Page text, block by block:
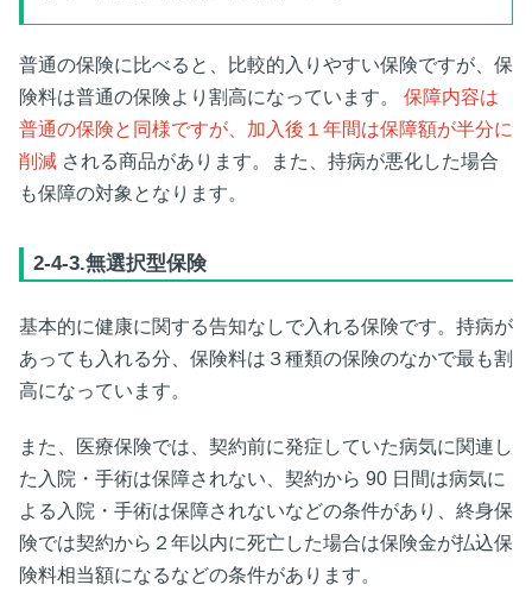
普通の保険に比べると、比較的入りやすい保険ですが、保
険料は普通の保険より割高になっています。 保障内容は
普通の保険と同様ですが、加入後１年間は保障額が半分に
削減 される商品があります。また、持病が悪化した場合
も保障の対象となります。
2-4-3.無選択型保険
基本的に健康に関する告知なしで入れる保険です。持病が
あっても入れる分、保険料は３種類の保険のなかで最も割
高になっています。
また、医療保険では、契約前に発症していた病気に関連し
た入院・手術は保障されない、契約から 90 日間は病気に
よる入院・手術は保障されないなどの条件があり、終身保
険では契約から２年以内に死亡した場合は保険金が払込保
険料相当額になるなどの条件があります。